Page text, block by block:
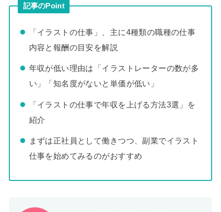
記事のPoint
「イラストの仕事」、主に4種類の職種の仕事
内容と報酬の目安を解説
年収が低い理由は「イラストレーターの数が多
い」「知名度がないと単価が低い」
「イラストの仕事で年収を上げる方法3選」を
紹介
まずは正社員として働きつつ、副業でイラスト
仕事を始めてみるのがおすすめ